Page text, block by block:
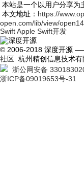
本站是一个以用户分享为
本文地址： https://
open.com/lib/view/
SwiftApple Swift开发
© 2006-2018 深度开源
社区 杭州精创信息技术有
浙公网安备
浙ICP备09019653号-31